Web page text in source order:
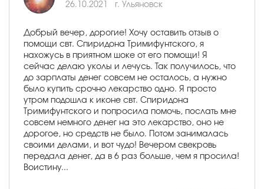
26.10.2021 г. Ульяновск
Добрый вечер, дорогие! Хочу оставить отзыв о
помощи свт. Спиридона Тримифунтского, я
нахожусь в приятном шоке от его помощи! Я
сейчас делаю уколы и лечусь. Так получилось, что
до зарплаты денег совсем не осталось, а нужно
было купить срочно лекарство одно. Я просто
утром подошла к иконе свт. Спиридона
Тримифунтского и попросила помочь, послать мне
совсем немного денег на это лекарство, оно не
дорогое, но средств не было. Потом занималась
своими делами, и вот чудо! Вечером свекровь
передала денег, да в 6 раз больше, чем я просила!
Воистину...